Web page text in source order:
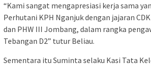
“Kami sangat mengapresiasi kerja sama
Perhutani KPH Nganjuk dengan jajaran
dan PHW III Jombang, dalam rangka
Tebangan D2” tutur Beliau.
Sementara itu Suminta selaku Kasi Tata